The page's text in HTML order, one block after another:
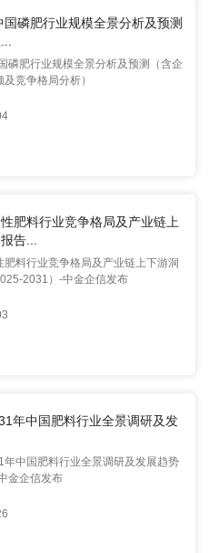
国磷肥行业规模全景分析及预测
磷肥行业规模全景分析及预测（含企
竞争格局分析）
肥料行业竞争格局及产业链上
告...
肥料行业竞争格局及产业链上下游洞
2031）-中金企信发布
年中国肥料行业全景调研及发
年中国肥料行业全景调研及发展趋势
金企信发布